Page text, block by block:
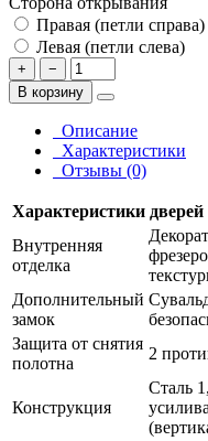
Правая (петли справа)
Левая (петли слева)
+
−
В корзину
Описание
Характеристики
Отзывы (0)
Характеристики дверей
Внутренняя
отделка
Дополнительный
замок
Защита от снятия
полотна
2
Конструкция
Сталь